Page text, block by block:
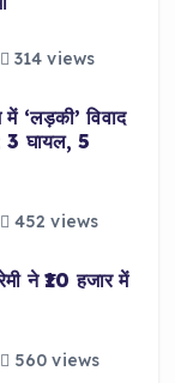
314 views
विवाद
3 घायल, 5
452 views
ने ₹10 हजार में
560 views